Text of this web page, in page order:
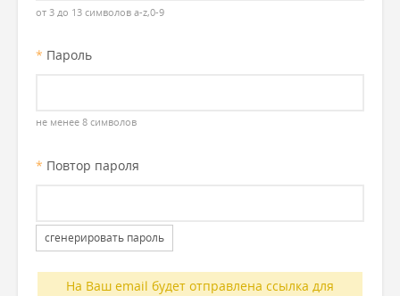
от 3 до 13 символов a-z,0-9
* Пароль
не менее 8 символов
* Повтор пароля
сгенерировать пароль
На Ваш email будет отправлена ссылка для